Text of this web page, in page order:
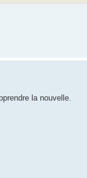
la nouvelle.